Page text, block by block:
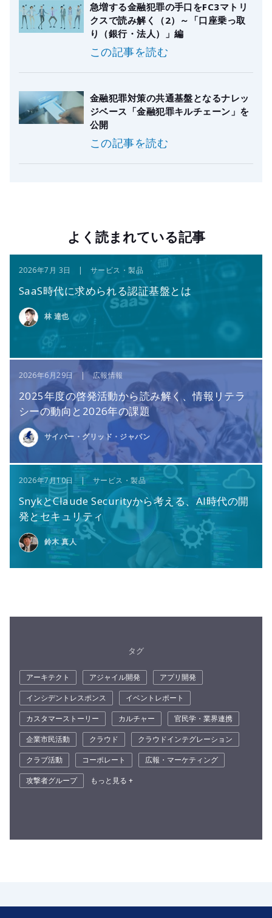
急増する金融犯罪の手口をFC3マトリ
クスで読み解く（2）～「口座乗っ取
り（銀行・法人）」編
この記事を読む
金融犯罪対策の共通基盤となるナレッ
ジベース「金融犯罪キルチェーン」を
公開
この記事を読む
よく読まれている記事
2026年7月 3日 | サービス・製品
SaaS時代に求められる認証基盤とは
林 達也
2026年6月29日 | 広報情報
2025年度の啓発活動から読み解く、情報リテラ
シーの動向と2026年の課題
サイバー・グリッド・ジャパン
2026年7月10日 | サービス・製品
SnykとClaude Securityから考える、AI時代の開
発とセキュリティ
鈴木 真人
タグ
アーキテクト アジャイル開発
アプリ開発
インシデントレスポンス
イベントレポート
カスタマーストーリー
カルチャー
官民学・業界連携
企業市民活動
クラウド
クラウドインテグレーション
クラブ活動
コーポレート
広報・マーケティング
攻撃者グループ
もっと見る +